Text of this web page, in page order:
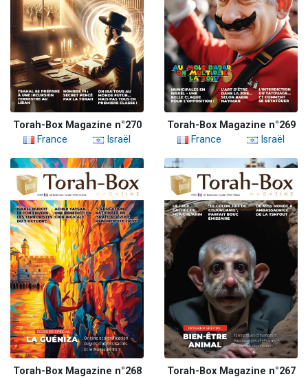
Torah-Box Magazine n°270
France
Israël
Torah-Box Magazine n°269
France
Israël
Torah-Box Magazine n°268
Torah-Box Magazine n°267